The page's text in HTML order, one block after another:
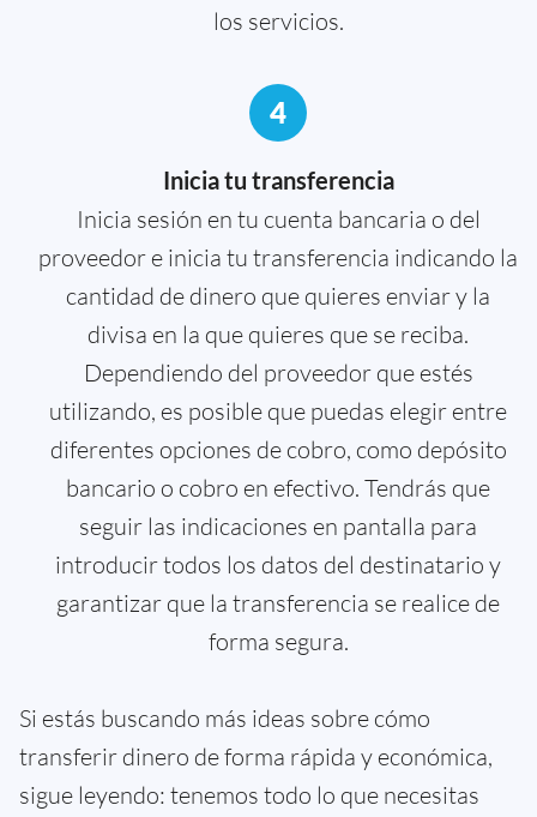
los servicios.
4
Inicia tu transferencia
Inicia sesión en tu cuenta bancaria o del
proveedor e inicia tu transferencia indicando la
cantidad de dinero que quieres enviar y la
divisa en la que quieres que se reciba.
Dependiendo del proveedor que estés
utilizando, es posible que puedas elegir entre
diferentes opciones de cobro, como depósito
bancario o cobro en efectivo. Tendrás que
seguir las indicaciones en pantalla para
introducir todos los datos del destinatario y
garantizar que la transferencia se realice de
forma segura.
Si estás buscando más ideas sobre cómo
transferir dinero de forma rápida y económica,
sigue leyendo: tenemos todo lo que necesitas